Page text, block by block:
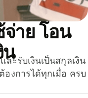
าย โอน
น
ะรับเงินเป็นสกุลเงิน
งการได้ทุกเมื่อ ครบ